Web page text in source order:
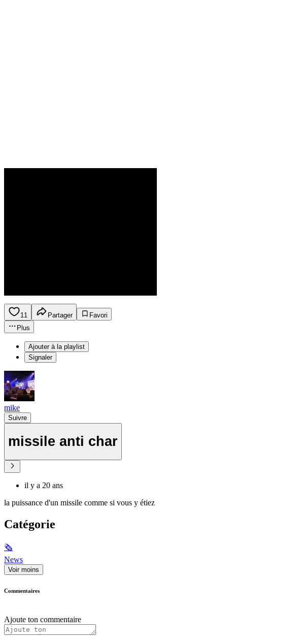
11 Partager
Favori
Plus
Ajouter à la playlist
Signaler
mike
Suivre
missile anti char
il y a 20 ans
la puissance d'un missile comme si vous y étiez
Catégorie
🗞
News
Voir moins
Commentaires
Ajoute ton commentaire